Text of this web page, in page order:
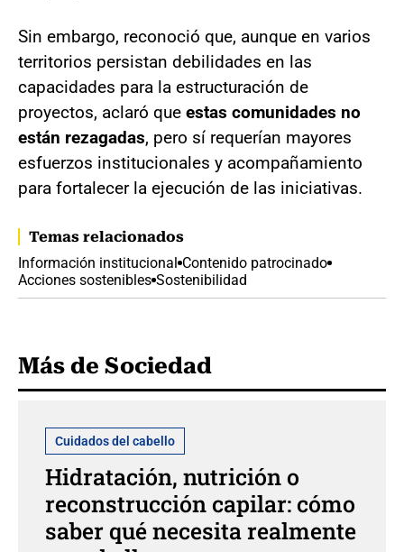
Sin embargo, reconoció que, aunque en varios
territorios persistan debilidades en las
capacidades para la estructuración de
proyectos, aclaró que estas comunidades no
están rezagadas, pero sí requerían mayores
esfuerzos institucionales y acompañamiento
para fortalecer la ejecución de las iniciativas.
Temas relacionados
Información institucional Contenido patrocinado
Acciones sostenibles Sostenibilidad
Más de Sociedad
Cuidados del cabello
Hidratación, nutrición o
reconstrucción capilar: cómo
saber qué necesita realmente